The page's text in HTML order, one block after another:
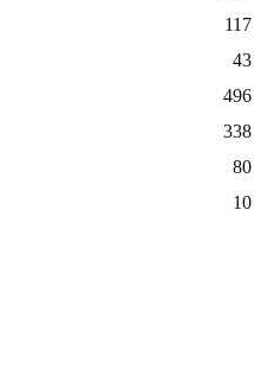
117
43
496
338
80
10